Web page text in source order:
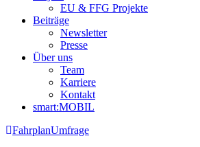
EU & FFG Projekte
Beiträge
Newsletter
Presse
Über uns
Team
Karriere
Kontakt
smart:MOBIL
FahrplanUmfrage